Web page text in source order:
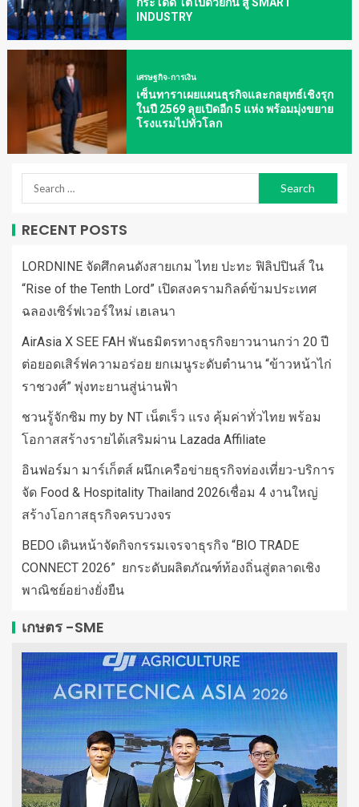
INDUSTRY
เศรษฐกิจ-การเงิน
เซ็นทาราเผยแผนธุรกิจและกลยุทธ์เชิงรุก
ในปี 2569 ลุยเปิดอีก 5 แห่ง พร้อมมุ่งขยาย
โรงแรมไปทั่วโลก
RECENT POSTS
LORDNINE จัดศึกคนดังสายเกม ไทย ปะทะ ฟิลิปปินส์ ใน
“Rise of the Tenth Lord” เปิดสงครามกิลด์ข้ามประเทศ
ฉลองเซิร์ฟเวอร์ใหม่ เฮเลนา
AirAsia X SEE FAH พันธมิตรทางธุรกิจยาวนานกว่า 20 ปี
ต่อยอดเสิร์ฟความอร่อย ยกเมนูระดับตำนาน “ข้าวหน้าไก่
ราชวงศ์” พุ่งทะยานสู่น่านฟ้า
ชวนรู้จักซิม my by NT เน็ตเร็ว แรง คุ้มค่าทั่วไทย พร้อม
โอกาสสร้างรายได้เสริมผ่าน Lazada Affiliate
อินฟอร์มา มาร์เก็ตส์ ผนึกเครือข่ายธุรกิจท่องเที่ยว-บริการ
จัด Food & Hospitality Thailand 2026เชื่อม 4 งานใหญ่
สร้างโอกาสธุรกิจครบวงจร
BEDO เดินหน้าจัดกิจกรรมเจรจาธุรกิจ “BIO TRADE
CONNECT 2026” ยกระดับผลิตภัณฑ์ท้องถิ่นสู่ตลาดเชิง
พาณิชย์อย่างยั่งยืน
เกษตร -SME